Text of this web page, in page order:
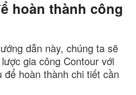
hoàn thành công
dẫn này, chúng ta sẽ
gia công Contour với
để hoàn thành chi tiết cần